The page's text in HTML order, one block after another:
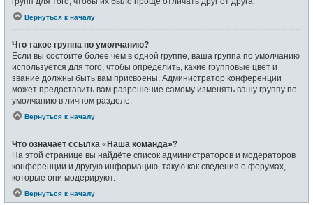
Вернуться к началу
Что такое группа по умолчанию?
Если вы состоите более чем в одной группе, ваша группа по умолчанию
используется для того, чтобы определить, какие групповые цвет и
звание должны быть вам присвоены. Администратор конференции
может предоставить вам разрешение самому изменять вашу группу по
умолчанию в личном разделе.
Вернуться к началу
Что означает ссылка «Наша команда»?
На этой странице вы найдёте список администраторов и модераторов
конференции и другую информацию, такую как сведения о форумах,
которые они модерируют.
Вернуться к началу